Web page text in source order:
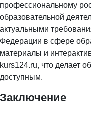
профессиональному
образовательной
актуальными
Федерации в сфере
материалы и
kurs124.ru, что делает
доступным.
Заключение